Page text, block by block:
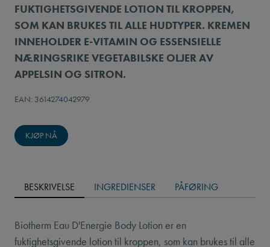
FUKTIGHETSGIVENDE LOTION TIL KROPPEN,
SOM KAN BRUKES TIL ALLE HUDTYPER. KREMEN
INNEHOLDER E-VITAMIN OG ESSENSIELLE
NÆRINGSRIKE VEGETABILSKE OLJER AV
APPELSIN OG SITRON.
EAN: 3614274042979
KJØP NÅ
BESKRIVELSE INGREDIENSER PÅFØRING
Biotherm Eau D'Energie Body Lotion er en
fuktighetsgivende lotion til kroppen, som kan brukes til alle